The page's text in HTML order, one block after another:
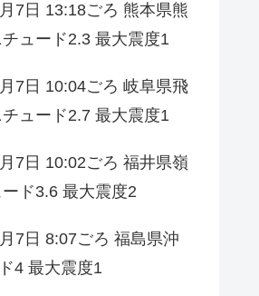
7日 13:18ごろ 熊本県熊
ュード2.3 最大震度1
7日 10:04ごろ 岐阜県飛
ュード2.7 最大震度1
7日 10:02ごろ 福井県嶺
ド3.6 最大震度2
7日 8:07ごろ 福島県沖
4 最大震度1